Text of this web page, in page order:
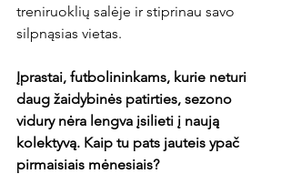
treniruoklių salėje ir stiprinau savo
silpnąsias vietas.
Įprastai, futbolininkams, kurie neturi
daug žaidybinės patirties, sezono
vidury nėra lengva įsilieti į naują
kolektyvą. Kaip tu pats jauteis ypač
pirmaisiais mėnesiais?